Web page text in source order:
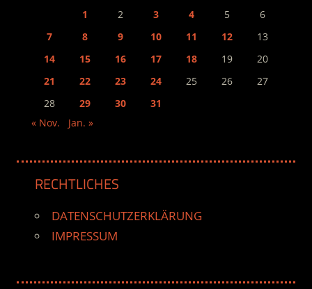
1
2 3 4 5
6
7
8 9 10 11 12
13
14
15 16 17 18 19
20
21
22 23 24 25 26
27
28
29 30
31
« Nov.
Jan. »
RECHTLICHES
DATENSCHUTZERKLÄRUNG
IMPRESSUM